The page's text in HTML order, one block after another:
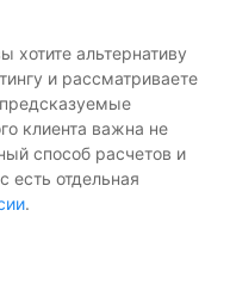
хотите альтернативу
и рассматриваете
клиента важна не
способ расчетов и
есть отдельная
.